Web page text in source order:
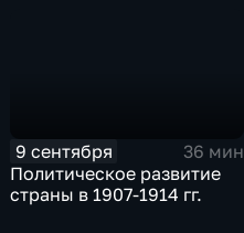
9 сентября
36 мин
Политическое развитие
страны в 1907-1914 гг.